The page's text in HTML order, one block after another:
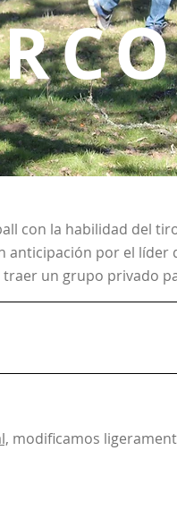
con la habilidad del
anticipación por el líder
traer un grupo privado
modificamos